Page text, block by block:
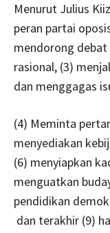
Menurut Julius
peran partai
mendorong
rasional, (3)
dan menggagas
(4) Meminta
menyediakan
(6) menyiapkan
menguatkan
pendidikan
dan terakhir (9)